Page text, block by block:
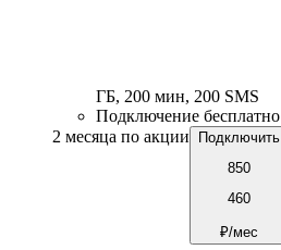
ГБ, 200 мин, 200 SMS
Подключение бесплатно
2 месяца по акции
Подключить
850
460
₽/мес